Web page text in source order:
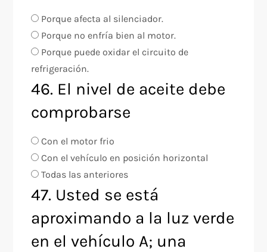
Porque afecta al silenciador.
Porque no enfría bien al motor.
Porque puede oxidar el circuito de
refrigeración.
46. El nivel de aceite debe
comprobarse
Con el motor frio
Con el vehículo en posición horizontal
Todas las anteriores
47. Usted se está
aproximando a la luz verde
en el vehículo A; una